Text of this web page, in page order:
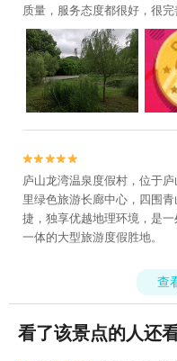
质量，服务态度都很好，很


庐山龙湾温泉度假村，位于
里绿色旅游长廊中心，四围
捷，独享优越地理环境，是
一体的大型旅游度假胜地。
查
看了该景点的人还